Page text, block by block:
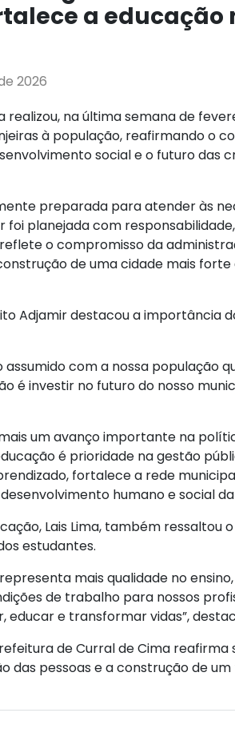
a educação
2026
realizou, na última semana de
à população, reafirmando o
social e o futuro das
preparada para atender às
foi planejada com
o compromisso da
de uma cidade mais forte
Adjamir destacou a importância
assumido com a nossa população
é investir no futuro do nosso
um avanço importante na
é prioridade na gestão
fortalece a rede
humano e social
Lais Lima, também ressaltou
estudantes.
mais qualidade no
de trabalho para nossos
educar e transformar vidas”,
de Curral de Cima
das pessoas e a construção de